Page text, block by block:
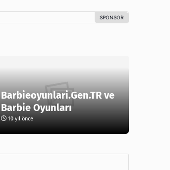
Barbieoyunlari.Gen.TR ve
Barbie Oyunları
10 yıl önce